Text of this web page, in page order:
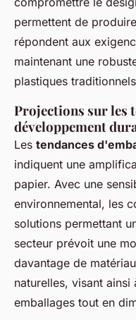
permettent de
répondent aux
maintenant une
plastiques
Projections sur les
développement
Les tendances
indiquent une
papier. Avec une
environnemental, les
solutions permettant
secteur prévoit une
davantage de
naturelles, visant
emballages tout en